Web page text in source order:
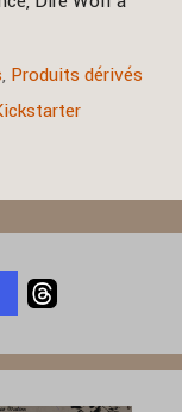
, Produits dérivés